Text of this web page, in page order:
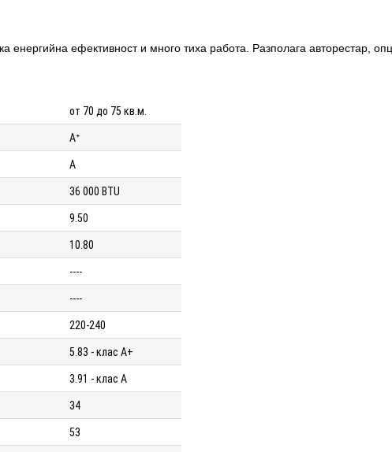
енергийна ефективност и много тиха работа. Разполага авторестар,
от 70 до 75 кв.м.
Aᐩ
A
36 000 BTU
9.50
10.80
----
----
220-240
5.83 - клас A+
3.91 - клас A
34
53